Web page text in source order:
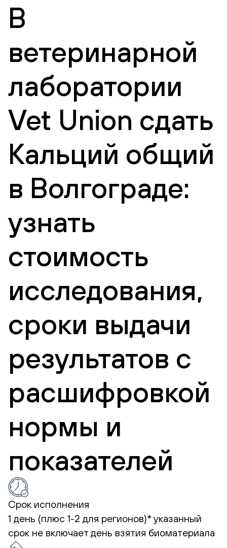
В
ветеринарной
лаборатории
Vet Union сдать
Кальций общий
в Волгограде:
узнать
стоимость
исследования,
сроки выдачи
результатов с
расшифровкой
нормы и
показателей
Срок исполнения
1 день (плюс 1-2 для регионов)*указанный
срок не включает день взятия биоматериала